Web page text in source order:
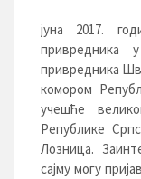
јуна 2017.
привредника
привредника
комором
учешће
Републике
Лозница.
сајму могу